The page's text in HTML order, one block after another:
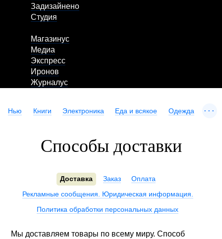
Задизайнено
Студия
Магазинус
Медиа
Экспресс
Иронов
Журналус
Нью Книги Электроника Еда и всякое Одежда ...
Способы доставки
Доставка Заказ
Оплата
Рекламные сообщения. Юридическая информация.
Политика обработки персональных данных
Мы доставляем товары по всему миру. Способ